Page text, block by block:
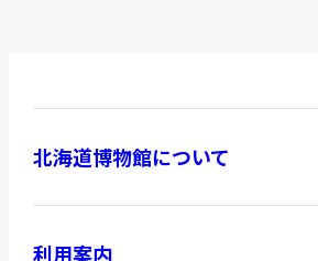
北海道博物館について
利用案内